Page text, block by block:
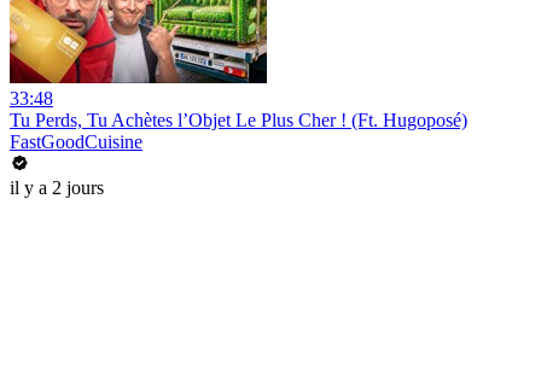
33:48
Tu Perds, Tu Achètes l’Objet Le Plus Cher ! (Ft. Hugoposé)
FastGoodCuisine
il y a 2 jours